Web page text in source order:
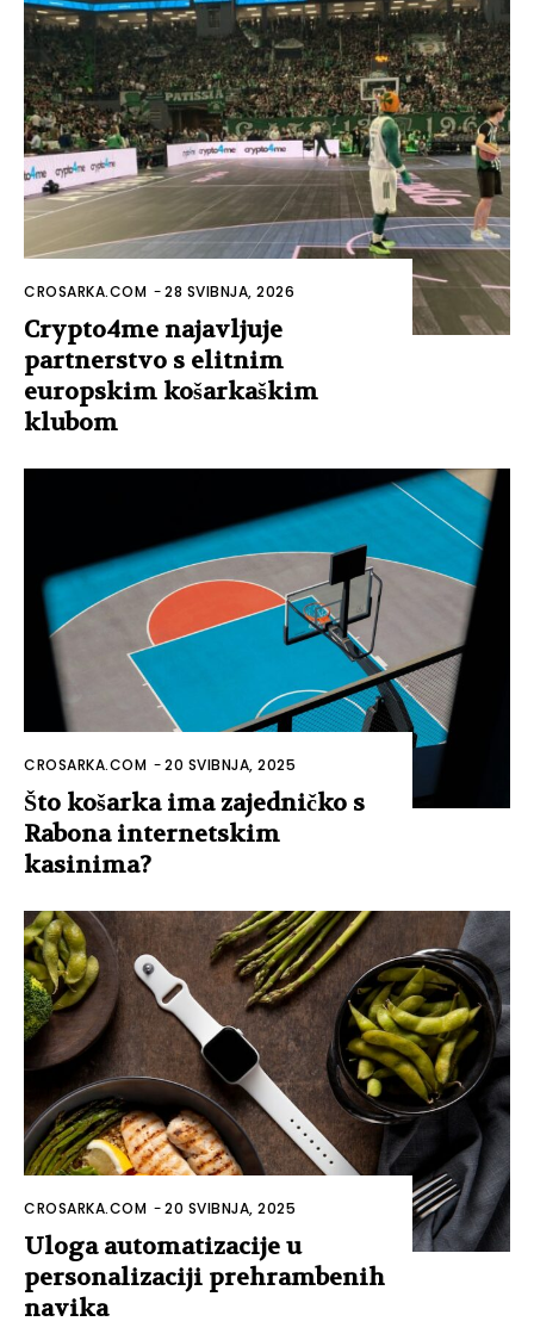
CROSARKA.COM -28 SVIBNJA, 2026
Crypto4me najavljuje
partnerstvo s elitnim
europskim košarkaškim
klubom
CROSARKA.COM -20 SVIBNJA, 2025
Što košarka ima zajedničko s
Rabona internetskim
kasinima?
CROSARKA.COM -20 SVIBNJA, 2025
Uloga automatizacije u
personalizaciji prehrambenih
navika